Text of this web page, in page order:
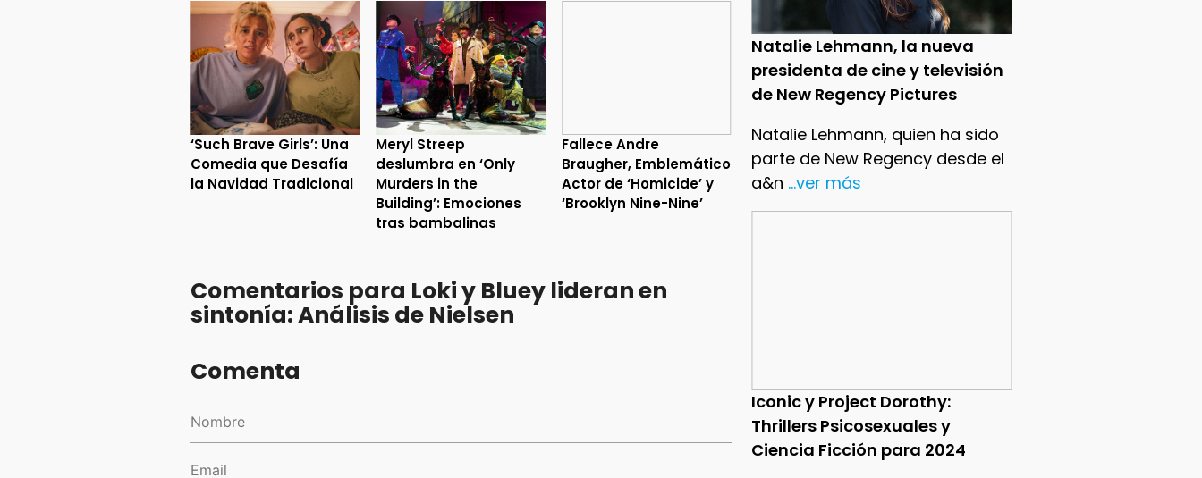
Natalie Lehmann, la nueva
presidenta de cine y televisión
de New Regency Pictures
Natalie Lehmann, quien ha sido
parte de New Regency desde el
a&n ...ver más
Iconic y Project Dorothy:
Thrillers Psicosexuales y
Ciencia Ficción para 2024
‘Such Brave Girls’: Una
Comedia que Desafía
la Navidad Tradicional
Meryl Streep
deslumbra en ‘Only
Murders in the
Building’: Emociones
tras bambalinas
Fallece Andre
Braugher, Emblemático
Actor de ‘Homicide’ y
‘Brooklyn Nine-Nine’
Comentarios para Loki y Bluey lideran en
sintonía: Análisis de Nielsen
Comenta